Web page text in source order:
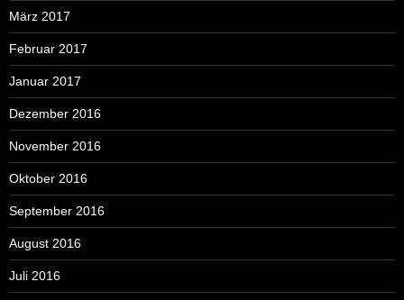
März 2017
Februar 2017
Januar 2017
Dezember 2016
November 2016
Oktober 2016
September 2016
August 2016
Juli 2016